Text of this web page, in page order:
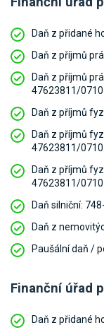
Daň z přidané
Daň z příjmů
Daň z příjmů
47623811/0710
Daň z příjmů
Daň z příjmů
47623811/0710
Daň z příjmů
47623811/0710
Daň silniční:
Daň z
Paušální daň /
Finanční úřad
Daň z přidané